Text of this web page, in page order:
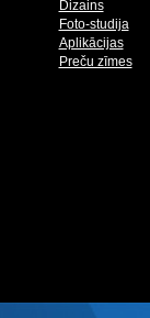
Dizains
Foto-studija
Aplikācijas
Preču zīmes